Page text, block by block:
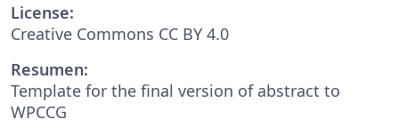
License:
Creative Commons CC BY 4.0
Resumen:
Template for the final version of abstract to
WPCCG